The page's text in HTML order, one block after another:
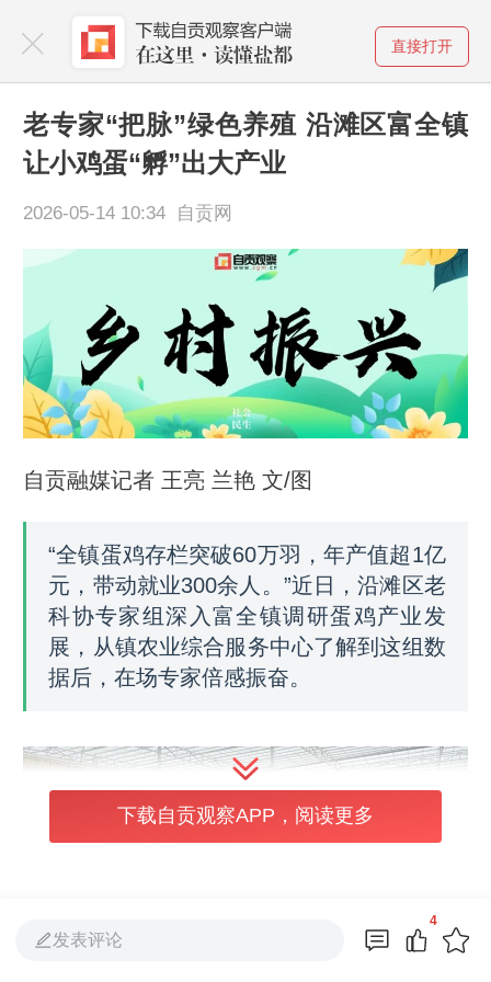
直接打开
老专家“把脉”绿色养殖 沿滩区富全镇
让小鸡蛋“孵”出大产业
2026-05-14 10:34 自贡网
自贡融媒记者 王亮 兰艳 文/图
“全镇蛋鸡存栏突破60万羽，年产值超1亿
元，带动就业300余人。”近日，沿滩区老
科协专家组深入富全镇调研蛋鸡产业发
展，从镇农业综合服务中心了解到这组数
据后，在场专家倍感振奋。
下载自贡观察APP，阅读更多
发表评论
4